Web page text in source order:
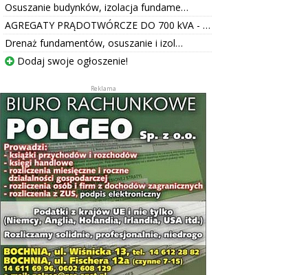
Osuszanie budynków, izolacja fundame…
AGREGATY PRĄDOTWÓRCZE DO 700 kVA - …
Drenaż fundamentów, osuszanie i izol…
Dodaj swoje ogłoszenie!